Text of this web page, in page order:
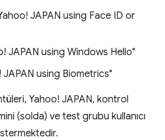
JAPAN using Face ID or
JAPAN using Windows Hello"
using Biometrics"
Yahoo! JAPAN, kontrol
(solda) ve test grubu kullanıcı